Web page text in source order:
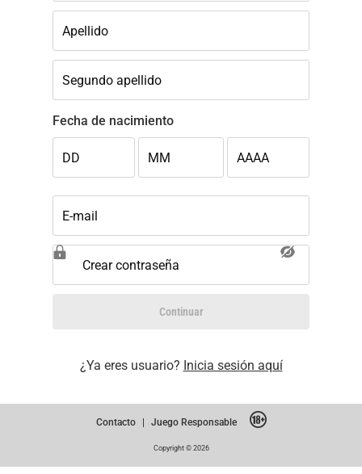
Apellido
Segundo apellido
Fecha de nacimiento
DD MM AAAA
E-mail
Crear contraseña
Continuar
¿Ya eres usuario? Inicia sesión aquí
Contacto | Juego Responsable
Copyright © 2026